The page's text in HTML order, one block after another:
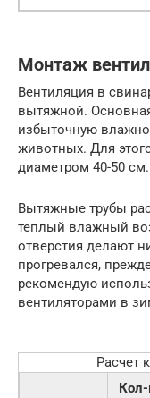
Монтаж
Вентиляция в
вытяжной.
избыточную
животных. Для
диаметром 40-50 см.
Вытяжные трубы
теплый влажный
отверстия делают
прогревался,
рекомендую
вентиляторами в
Расчет
Кол-